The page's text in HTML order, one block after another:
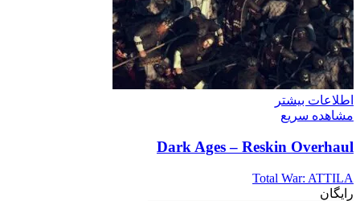
اطلاعات بیشتر
مشاهده سریع
Dark Ages – Reskin Overhaul
Total War: ATTILA
رایگان